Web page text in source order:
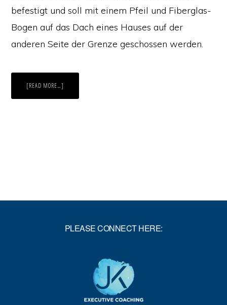
befestigt und soll mit einem Pfeil und Fiberglas-
Bogen auf das Dach eines Hauses auf der
anderen Seite der Grenze geschossen werden.
[READ MORE…]
PROBLEMLÖSUNG
PLEASE CONNECT HERE: